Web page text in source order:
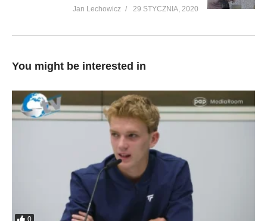
Jan Lechowicz 29 STYCZNIA, 2020
You might be interested in
0